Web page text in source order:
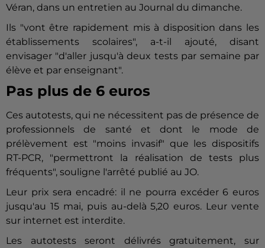
Véran, dans un entretien au Journal du dimanche.
Ils "vont être rapidement mis à disposition dans les
établissements scolaires", a-t-il ajouté, disant
envisager "d'aller jusqu'à deux tests par semaine par
élève et par enseignant".
Pas plus de 6 euros
Ces autotests, qui ne nécessitent pas de présence de
professionnels de santé et dont le mode de
prélèvement est "moins invasif" que les dispositifs
RT-PCR, "permettront la réalisation de tests plus
fréquents", souligne l'arrêté publié au JO.
Leur prix sera encadré: il ne pourra excéder 6 euros
jusqu'au 15 mai, puis au-delà 5,20 euros. Leur vente
sur internet est interdite.
Les
autotests seront délivrés gratuitement, sur